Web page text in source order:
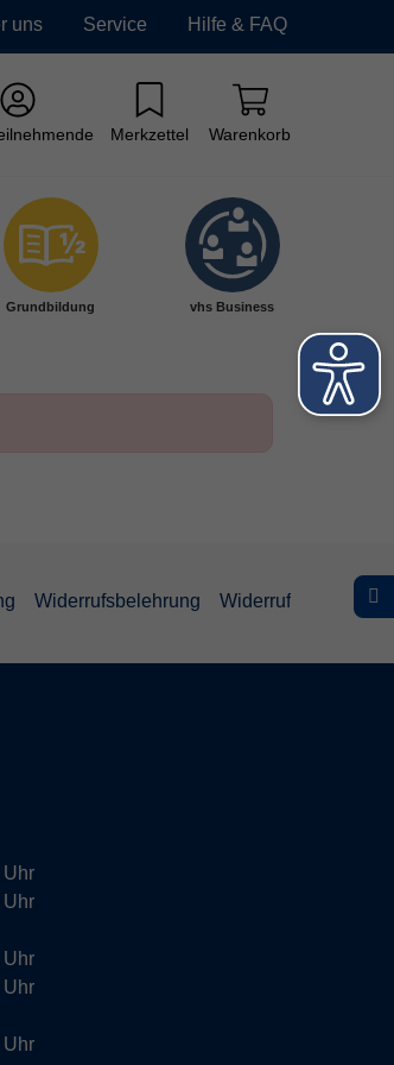
uns Service Hilfe & FAQ
Merkzettel Warenkorb
Grundbildung vhs Business
Widerrufsbelehrung Widerruf
Uhr
Uhr
Uhr
Uhr
Uhr